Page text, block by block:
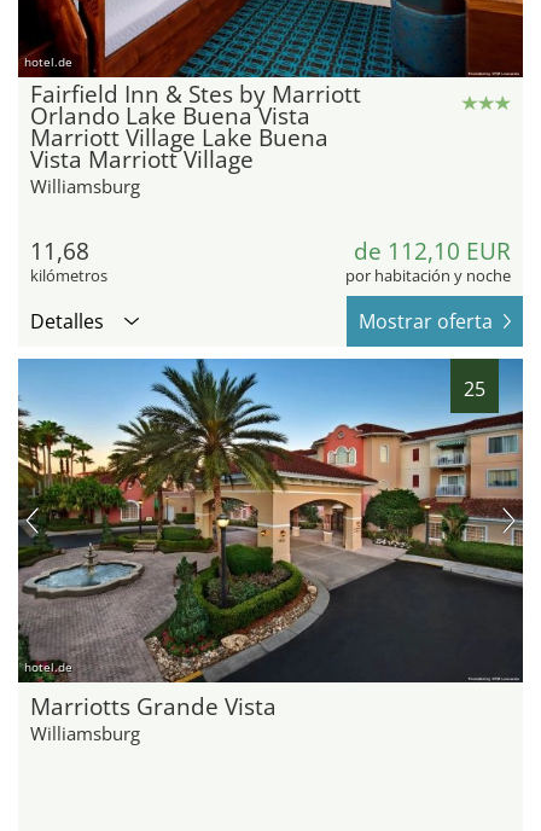
hotel.de
Fairfield Inn & Stes by Marriott
Orlando Lake Buena Vista
Marriott Village Lake Buena
Vista Marriott Village
Williamsburg
11,68
kilómetros
de 112,10 EUR
por habitación y noche
Detalles Mostrar oferta
25
hotel.de
Marriotts Grande Vista
Williamsburg